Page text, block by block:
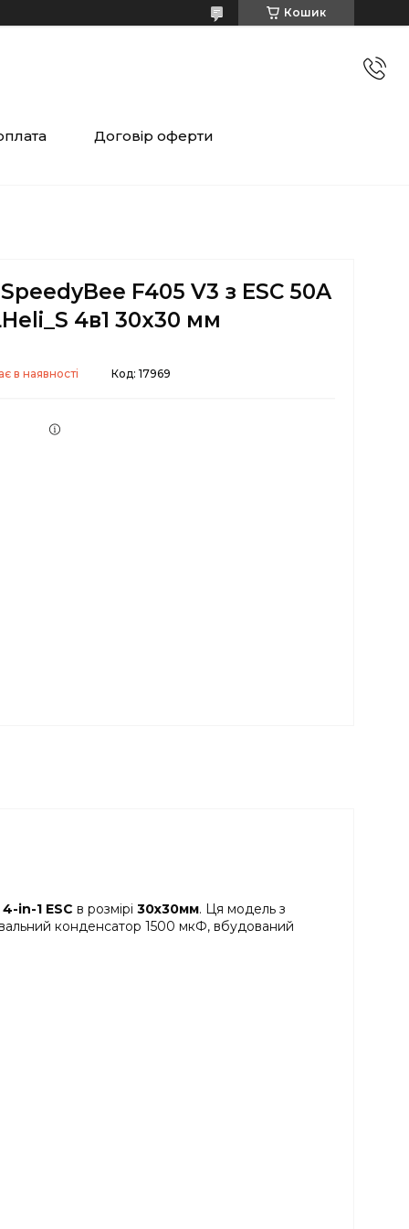
Кошик
Договір оферти
F405 V3 з ESC 50A
4в1 30x30 мм
в наявності Код: 17969
in-1 ESC в розмірі 30x30мм. Ця модель з
конденсатор 1500 мкФ, вбудований